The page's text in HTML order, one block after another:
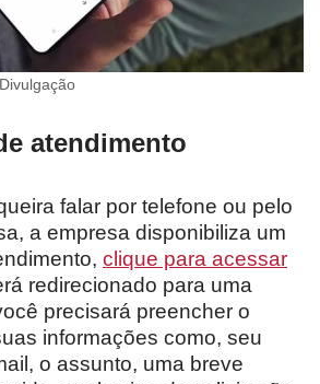
atendimento
falar por telefone ou pelo
a empresa disponibiliza um
clique para acessar
redirecionado para uma
precisará preencher o
informações como, seu
o assunto, uma breve